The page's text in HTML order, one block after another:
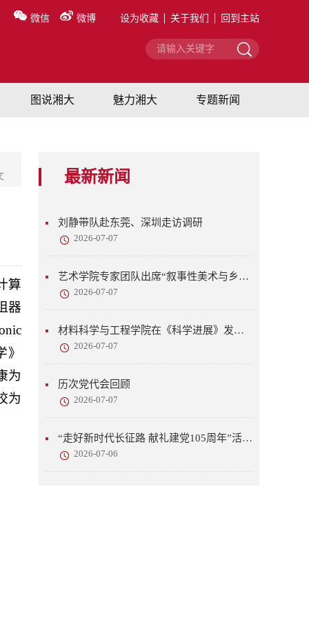
微信 微博 设为收藏 关于我们 回到主站
图说湘大 魅力湘大 专题新闻
最新新闻
刘静带队赴东莞、深圳走访调研
2026-07-07
艺术学院专家团队出席“叙事性美术与乡村美育”研讨会
2026-07-07
材料科学与工程学院在《科学进展》发表研究成果
2026-07-07
历次党代会回顾
2026-07-07
“走好新时代长征路 献礼建党105周年”活动开展
2026-07-06
算
器
为
为